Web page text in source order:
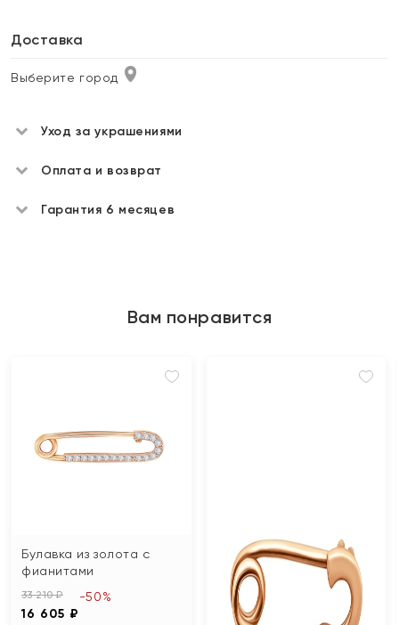
Доставка
Выберите город
Уход за украшениями
Оплата и возврат
Гарантия 6 месяцев
Вам понравится
Булавка из золота с
фианитами
33 210 ₽
16 605 ₽
-50%